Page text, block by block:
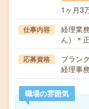
1ヶ月3
仕事内容
経理業
ん）＊
応募資格
ブラン
経理事
職場の雰囲気